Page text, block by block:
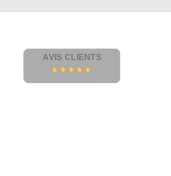
AVIS CLIENTS